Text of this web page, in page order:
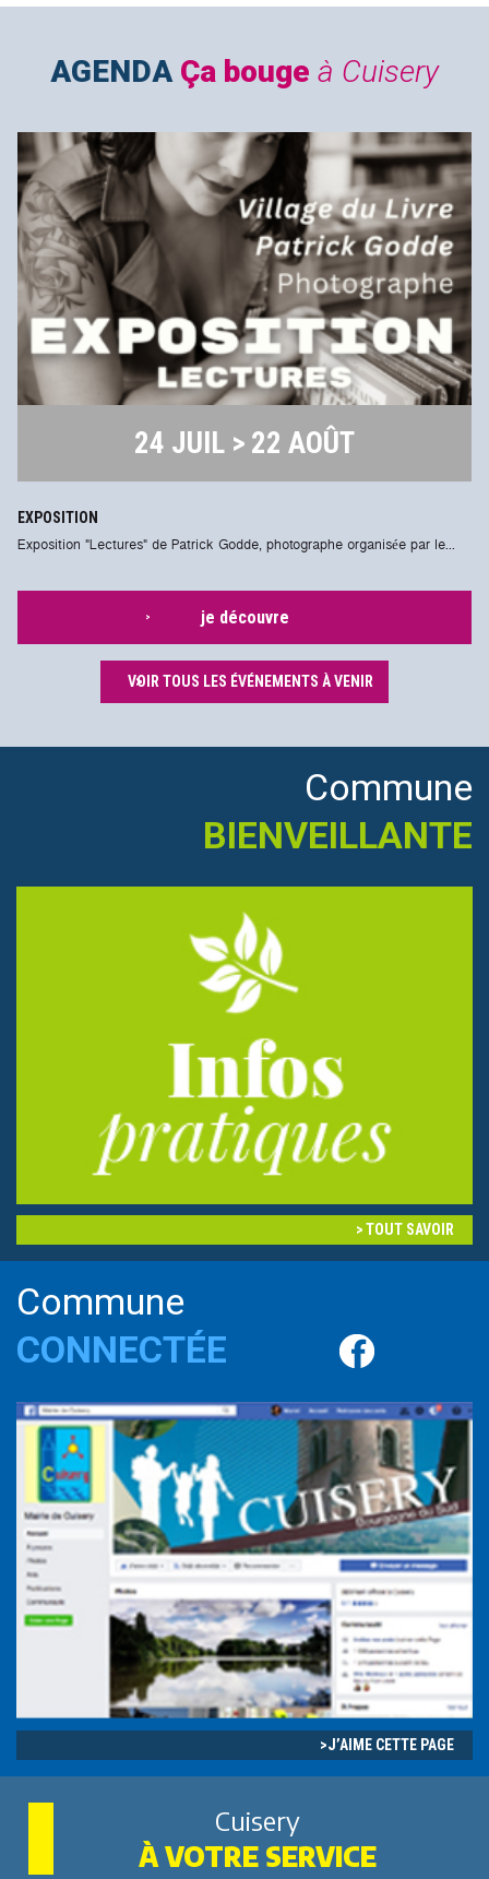
AGENDAÇa bouge à Cuisery
24 JUIL > 22 AOÛT
EXPOSITION
Exposition "Lectures" de Patrick Godde, photographe organisée par le...
je découvre
VOIR TOUS LES ÉVÉNEMENTS À VENIR
Commune
BIENVEILLANTE
TOUT SAVOIR
Commune
CONNECTÉE
J’AIME CETTE PAGE
Cuisery
À VOTRE SERVICE